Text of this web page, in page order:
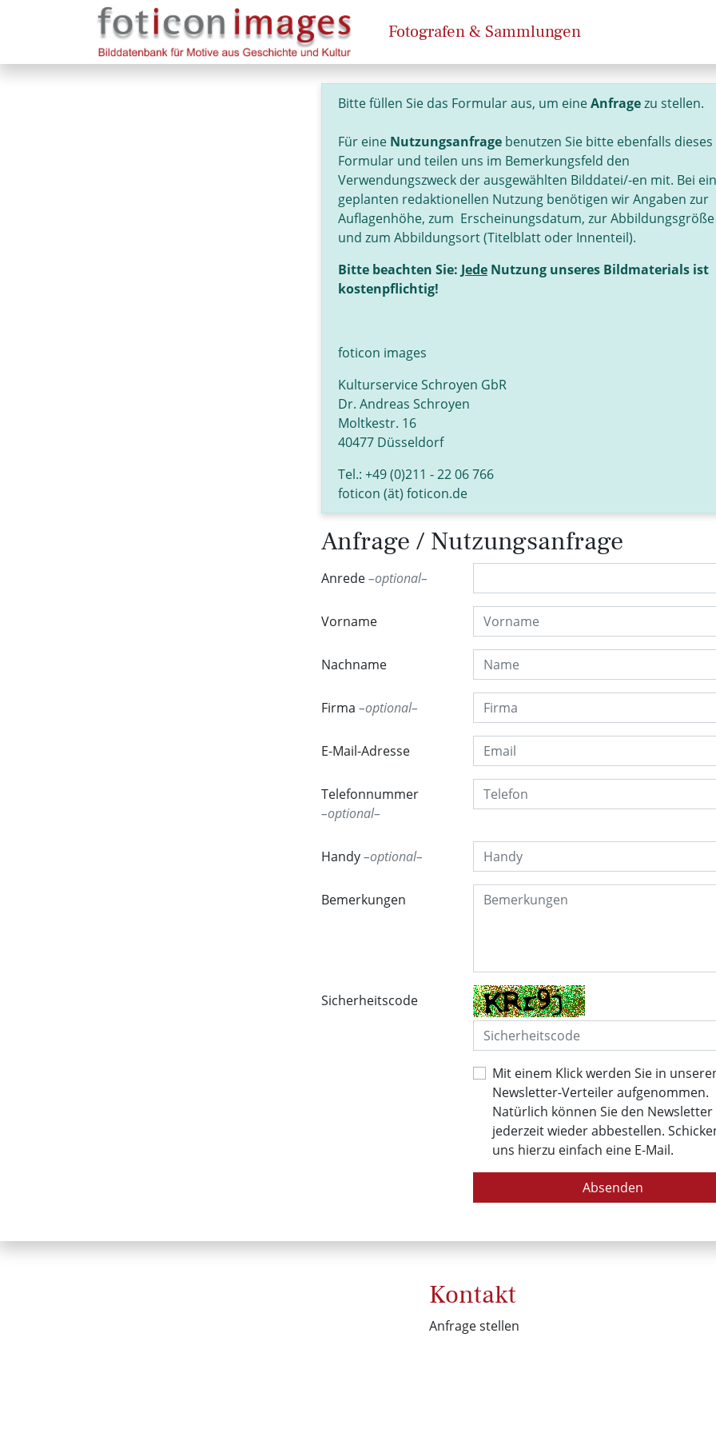
Fotografen & Sammlungen
Bitte füllen Sie das Formular aus, um eineAnfragezu stellen.
Für eine Nutzungsanfrage benutzen Sie bitte ebenfalls dieses
Formular und teilen uns im Bemerkungsfeld den
Verwendungszweck der ausgewählten Bilddatei/-en mit. Bei
geplanten redaktionellen Nutzung benötigen wir Angaben zur
Auflagenhöhe, zum Erscheinungsdatum, zur Abbildungsgröße
und zum Abbildungsort (Titelblatt oder Innenteil).
Bitte beachten Sie: Jede Nutzung unseres Bildmaterials ist
kostenpflichtig!
foticon images
Kulturservice Schroyen GbR
Dr. Andreas Schroyen
Moltkestr. 16
40477 Düsseldorf
Tel.: +49 (0)211 - 22 06 766
foticon (ät) foticon.de
Anfrage / Nutzungsanfrage
Anrede optional
Vorname
Nachname
Firma optional
E-Mail-Adresse
Telefonnummer
optional
Handy optional
Bemerkungen
Sicherheitscode
Mit einem Klick werden Sie in
Newsletter-Verteiler aufgenommen.
Natürlich können Sie den Newsletter
jederzeit wieder abbestellen.
uns hierzu einfach eine E-Mail.
Absenden
Kontakt
Anfrage stellen